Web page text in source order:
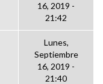
16, 2019 -
21:42
Lunes,
Septiembre
16, 2019 -
21:40